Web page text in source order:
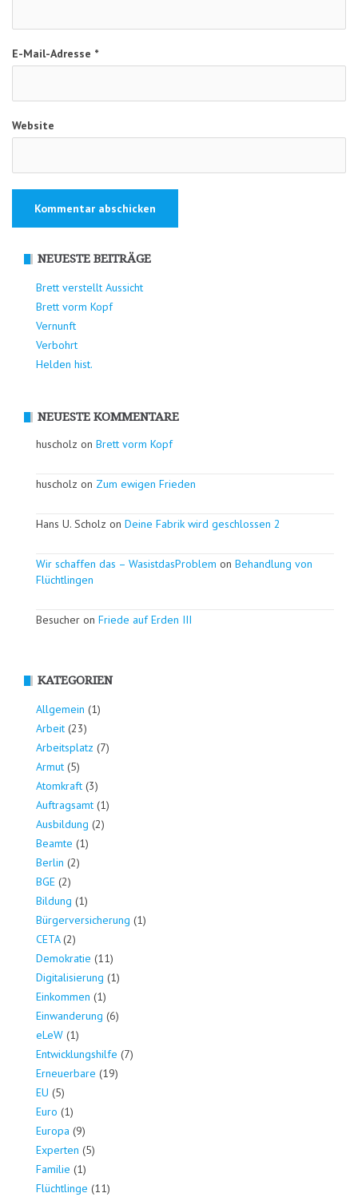
E-Mail-Adresse *
Website
NEUESTE BEITRÄGE
Brett verstellt Aussicht
Brett vorm Kopf
Vernunft
Verbohrt
Helden hist.
NEUESTE KOMMENTARE
huscholz on Brett vorm Kopf
huscholz on Zum ewigen Frieden
Hans U. Scholz on Deine Fabrik wird geschlossen 2
Wir schaffen das – WasistdasProblem on Behandlung von
Flüchtlingen
Besucher on Friede auf Erden III
KATEGORIEN
Allgemein (1)
Arbeit (23)
Arbeitsplatz (7)
Armut (5)
Atomkraft (3)
Auftragsamt (1)
Ausbildung (2)
Beamte (1)
Berlin (2)
BGE (2)
Bildung (1)
Bürgerversicherung (1)
CETA(2)
Demokratie (11)
Digitalisierung (1)
Einkommen (1)
Einwanderung (6)
eLeW (1)
Entwicklungshilfe (7)
Erneuerbare (19)
EU (5)
Euro (1)
Europa (9)
Experten (5)
Familie (1)
Flüchtlinge (11)